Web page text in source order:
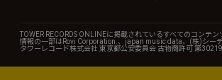
TOWER RECORDS ONLINEに掲載されているすべてのコン
情報の一部はRovi Corporation.、japan music data、(株)シー
タワーレコード株式会社 東京都公安委員会 古物商許可 第